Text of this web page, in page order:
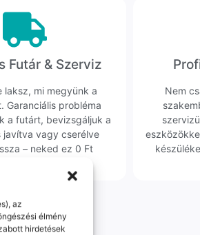
az
élmény
hirdetések
Futár & Szerviz
laksz, mi megyünk a
Garanciális probléma
a futárt, bevizsgáljuk a
javítva vagy cserélve
– neked ez 0 Ft
Nem